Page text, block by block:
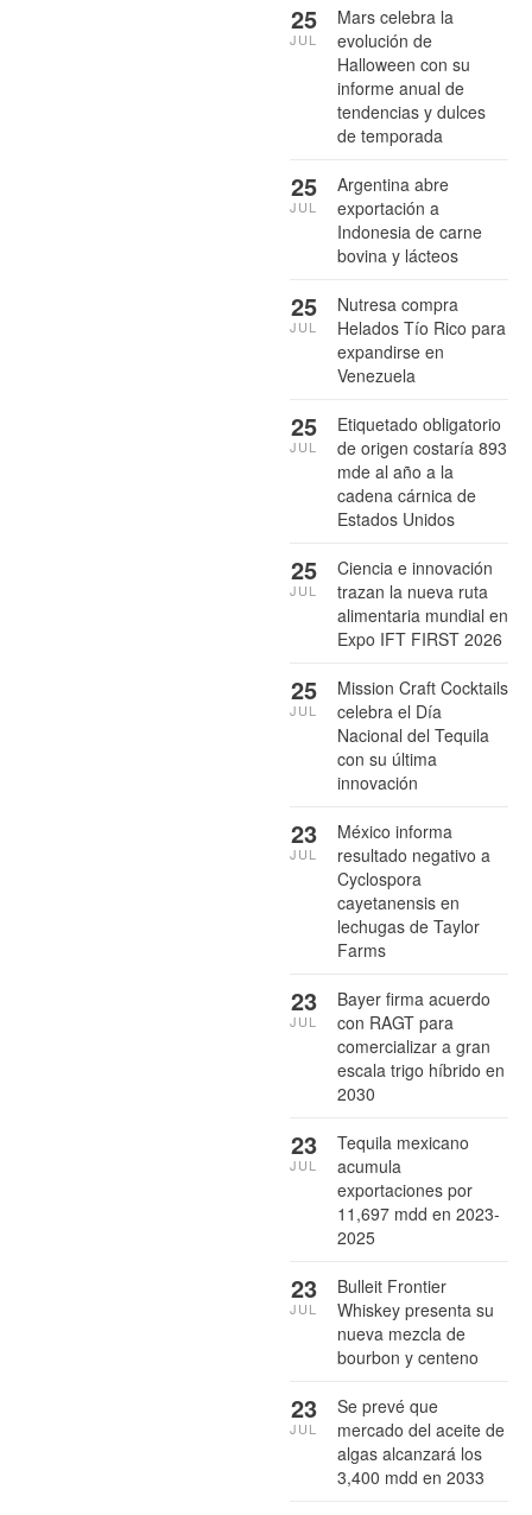
Mars celebra la
evolución de
Halloween con su
informe anual de
tendencias y dulces
de temporada
25
JUL
Argentina abre
exportación a
Indonesia de carne
bovina y lácteos
25
JUL
Nutresa compra
Helados Tío Rico para
expandirse en
Venezuela
25
JUL
Etiquetado obligatorio
de origen costaría 893
mde al año a la
cadena cárnica de
Estados Unidos
25
JUL
Ciencia e innovación
trazan la nueva ruta
alimentaria mundial en
Expo IFT FIRST 2026
25
JUL
Mission Craft Cocktails
celebra el Día
Nacional del Tequila
con su última
innovación
25
JUL
México informa
resultado negativo a
Cyclospora
cayetanensis en
lechugas de Taylor
Farms
23
JUL
Bayer firma acuerdo
con RAGT para
comercializar a gran
escala trigo híbrido en
2030
23
JUL
Tequila mexicano
acumula
exportaciones por
11,697 mdd en 2023-
2025
23
JUL
Bulleit Frontier
Whiskey presenta su
nueva mezcla de
bourbon y centeno
23
JUL
Se prevé que
mercado del aceite de
algas alcanzará los
3,400 mdd en 2033
23
JUL